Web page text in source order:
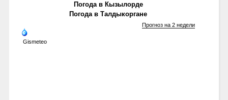
Погода в Кызылорде
Погода в Талдыкоргане
Gismeteo
Прогноз на 2 недели